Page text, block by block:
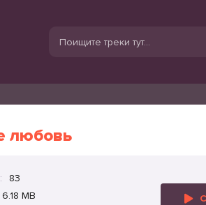
любовь
83
6.18 MB